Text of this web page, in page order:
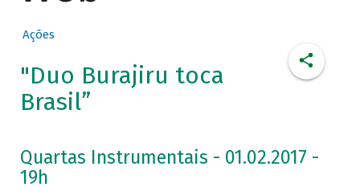
Ações
"Duo Burajiru toca
Brasil”
Quartas Instrumentais - 01.02.2017 -
19h